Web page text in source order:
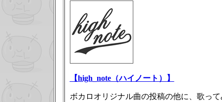
【high_note（ハイノート）】
ボカロオリジナル曲の投稿の他に、歌っ